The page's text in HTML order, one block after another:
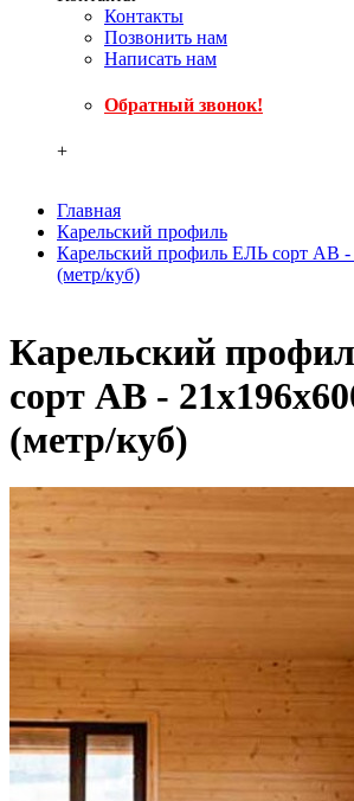
Контакты
Позвонить нам
Написать нам
Обратный звонок!
+
Главная
Карельский профиль
Карельский профиль ЕЛЬ сорт АВ
(метр/куб)
Карельский
сорт АВ -
(метр/куб)